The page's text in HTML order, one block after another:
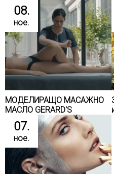
08.
ное.
МОДЕЛИРАЩО МАСАЖНО
МАСЛО GERARD'S
07.
ное.